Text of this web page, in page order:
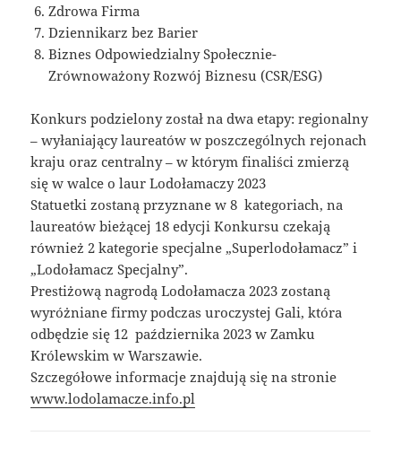
Zdrowa Firma
Dziennikarz bez Barier
Biznes Odpowiedzialny Społecznie-
Zrównoważony Rozwój Biznesu (CSR/ESG)
Konkurs podzielony został na dwa etapy: regionalny
– wyłaniający laureatów w poszczególnych rejonach
kraju oraz centralny – w którym finaliści zmierzą
się w walce o laur Lodołamaczy 2023
Statuetki zostaną przyznane w 8 kategoriach, na
laureatów bieżącej 18 edycji Konkursu czekają
również 2 kategorie specjalne „Superlodołamacz” i
„Lodołamacz Specjalny”.
Prestiżową nagrodą Lodołamacza 2023 zostaną
wyróżniane firmy podczas uroczystej Gali, która
odbędzie się 12 października 2023 w Zamku
Królewskim w Warszawie.
Szczegółowe informacje znajdują się na stronie
www.lodolamacze.info.pl